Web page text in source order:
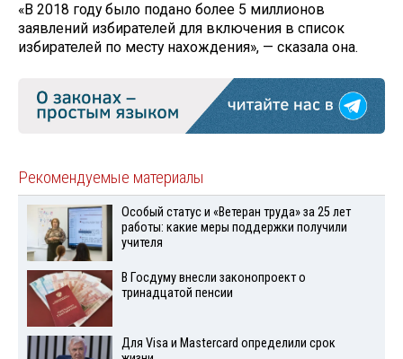
«В 2018 году было подано более 5 миллионов
заявлений избирателей для включения в список
избирателей по месту нахождения», — сказала она.
Рекомендуемые материалы
Особый статус и «Ветеран труда» за 25 лет
работы: какие меры поддержки получили
учителя
В Госдуму внесли законопроект о
тринадцатой пенсии
Для Visа и Mastercard определили срок